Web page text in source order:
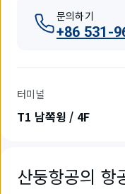
문의하기
+86 531-
터미널
T1 남쪽윙 / 4F
산둥항공의 항